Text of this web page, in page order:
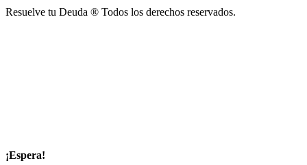
Resuelve tu Deuda ® Todos los derechos reservados.
¡Espera!